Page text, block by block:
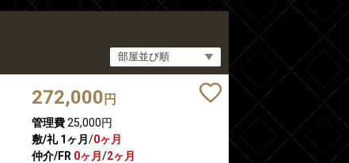
272,000 円
管理費25,000円
敷/礼 1ヶ月/0ヶ月
仲介/FR 0ヶ月/2ヶ月